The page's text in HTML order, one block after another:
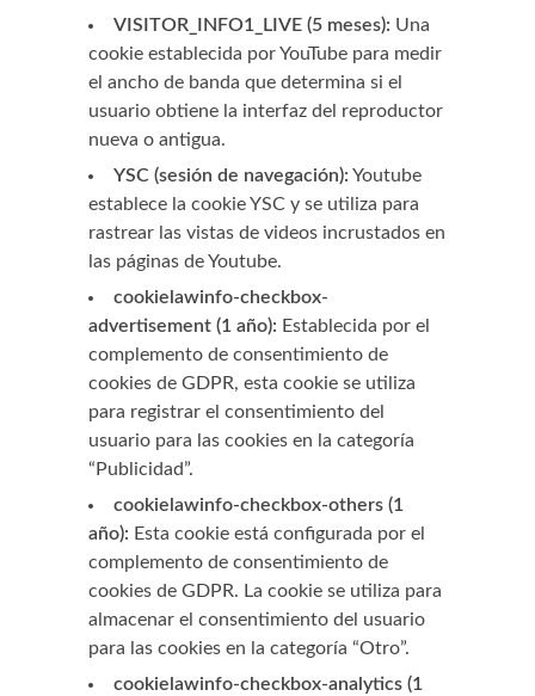
VISITOR_INFO1_LIVE (5 meses): Una
cookie establecida por YouTube para medir
el ancho de banda que determina si el
usuario obtiene la interfaz del reproductor
nueva o antigua.
YSC (sesión de navegación): Youtube
establece la cookie YSC y se utiliza para
rastrear las vistas de videos incrustados en
las páginas de Youtube.
cookielawinfo-checkbox-
advertisement (1 año): Establecida por el
complemento de consentimiento de
cookies de GDPR, esta cookie se utiliza
para registrar el consentimiento del
usuario para las cookies en la categoría
“Publicidad”.
cookielawinfo-checkbox-others (1
año): Esta cookie está configurada por el
complemento de consentimiento de
cookies de GDPR. La cookie se utiliza para
almacenar el consentimiento del usuario
para las cookies en la categoría “Otro”.
cookielawinfo-checkbox-analytics (1